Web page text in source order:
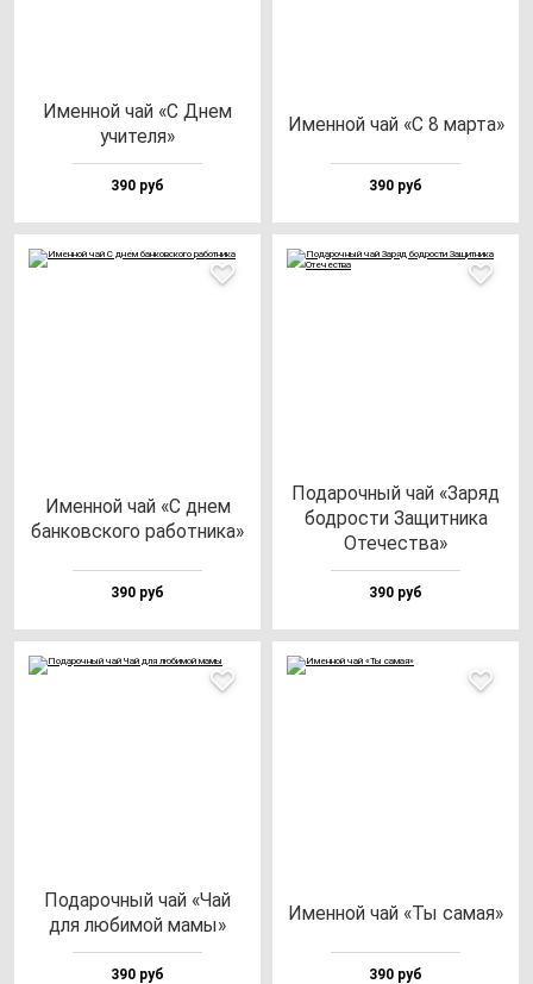
Имен­ной чай «С Днем
учи­те­ля»
390 руб
Имен­ной чай «С 8 мар­та»
390 руб
Имен­ной чай «С днем
бан­ков­ско­го ра­бот­ни­ка»
390 руб
Пода­роч­ный чай «Заряд
бод­рос­ти Защит­ни­ка
Оте­чес­тва»
390 руб
Пода­роч­ный чай «Чай
для лю­би­мой ма­мы»
390 руб
Имен­ной чай «Ты са­мая»
390 руб